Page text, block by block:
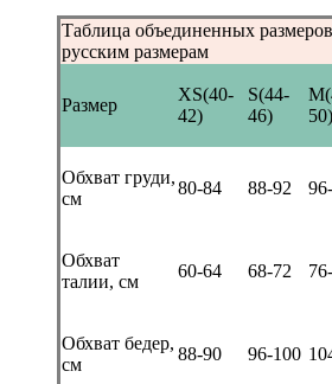
Таблица объединенных
русским размерам
Размер
XS(40-
42)
S(44-
46)
50)
Обхват груди,
см
80-84 88-92
Обхват
талии, см
60-64 68-72
Обхват бедер,
см
88-90 96-100